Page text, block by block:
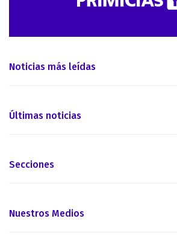
Noticias más leídas
Últimas noticias
Secciones
Nuestros Medios